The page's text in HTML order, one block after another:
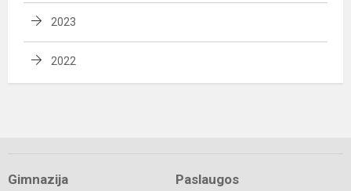
2023
2022
Gimnazija Paslaugos